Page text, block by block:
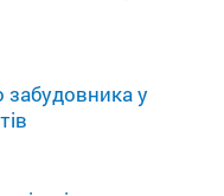
забудовника у